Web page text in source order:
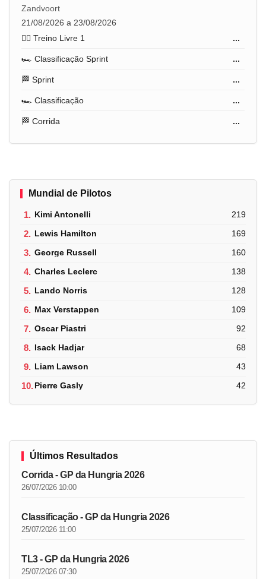
Zandvoort
21/08/2026 a 23/08/2026
🏋️‍♂️ Treino Livre 1
...
🏎️ Classificação Sprint ...
🏁 Sprint ...
🏎️ Classificação ...
🏁 Corrida ...
Mundial de Pilotos
1. Kimi Antonelli 219
2. Lewis Hamilton 169
3. George Russell 160
4. Charles Leclerc 138
5. Lando Norris 128
6. Max Verstappen 109
7. Oscar Piastri 92
8. Isack Hadjar 68
9. Liam Lawson 43
10.Pierre Gasly 42
Últimos Resultados
Corrida - GP da Hungria 2026
26/07/2026 10:00
Classificação - GP da Hungria 2026
25/07/2026 11:00
TL3 - GP da Hungria 2026
25/07/2026 07:30